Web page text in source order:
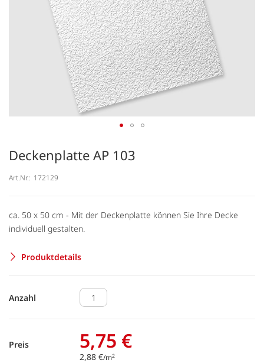
Deckenplatte AP 103
Art.Nr.: 172129
ca. 50 x 50 cm - Mit der Deckenplatte können Sie Ihre Decke
individuell gestalten.
Produktdetails
Anzahl
Preis 5,75 €
2,88 €/m2